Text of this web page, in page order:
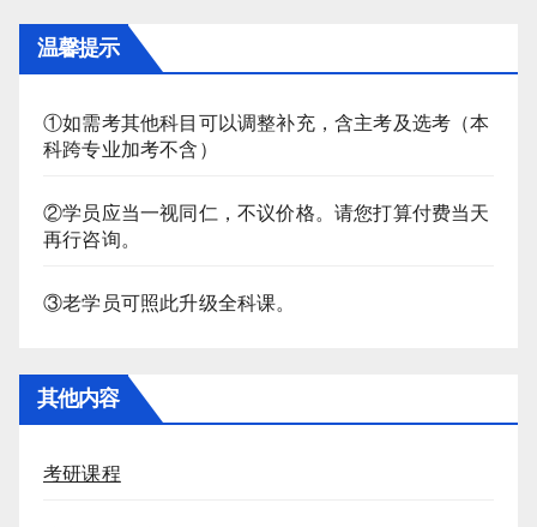
温馨提示
①如需考其他科目可以调整补充，含主考及选考（本
科跨专业加考不含）
②学员应当一视同仁，不议价格。请您打算付费当天
再行咨询。
③老学员可照此升级全科课。
其他内容
考研课程